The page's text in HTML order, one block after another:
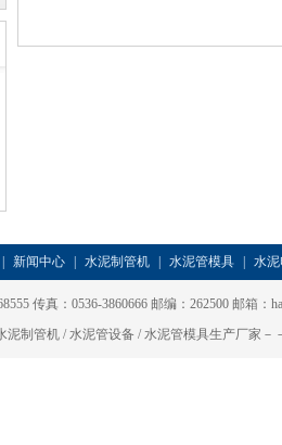
新闻中心 水泥制管机 水泥管模具 水
传真：0536-3860666 邮编：262500 邮箱
泥制管机 / 水泥管设备 / 水泥管模具生产厂家－